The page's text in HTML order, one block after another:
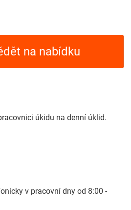
na nabídku
úkidu na denní úklid.
v pracovní dny od 8:00 -